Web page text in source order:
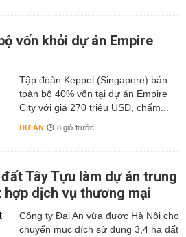
vốn khỏi dự án Empire
Tập đoàn Keppel (Singapore) bán
toàn bộ 40% vốn tại dự án Empire
City với giá 270 triệu USD, chấm...
DỰ ÁN 8 giờ trước
Tây Tựu làm dự án trung
dịch vụ thương mại
Công ty Đại An vừa được Hà Nội cho
chuyển mục đích sử dụng 3,4 ha đất